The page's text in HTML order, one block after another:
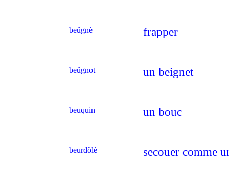
beûgnè frapper
beûgnot un beignet
beuquin un bouc
beurdôlè secouer comme